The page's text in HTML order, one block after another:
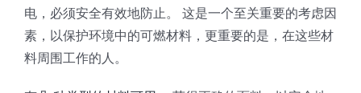
电，必须安全有效地防止。 这是一个至关重要的考虑因
素，以保护环境中的可燃材料，更重要的是，在这些材
料周围工作的人。